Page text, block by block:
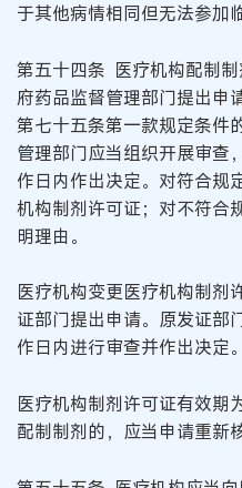
于其他病情相同但无法参加
第五十四条 医疗机构配制
府药品监督管理部门提出申
第七十五条第一款规定条件
管理部门应当组织开展审查
作日内作出决定。对符合规
机构制剂许可证；对不符合
明理由。
医疗机构变更医疗机构制剂
证部门提出申请。原发证部
作日内进行审查并作出决定。
医疗机构制剂许可证有效期
配制制剂的，应当申请重新